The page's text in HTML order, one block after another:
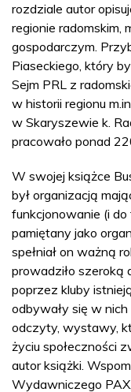
rozdziale autor
regionie radomskim,
gospodarczym.
Piaseckiego, który
Sejm PRL z
w historii regionu
w Skaryszewie k.
pracowało ponad
W swojej książce
był organizacją
funkcjonowanie (i
pamiętany jako
spełniał on ważną
prowadziło szeroką
poprzez kluby
odbywały się w
odczyty, wystawy,
życiu społeczności
autor książki.
Wydawniczego